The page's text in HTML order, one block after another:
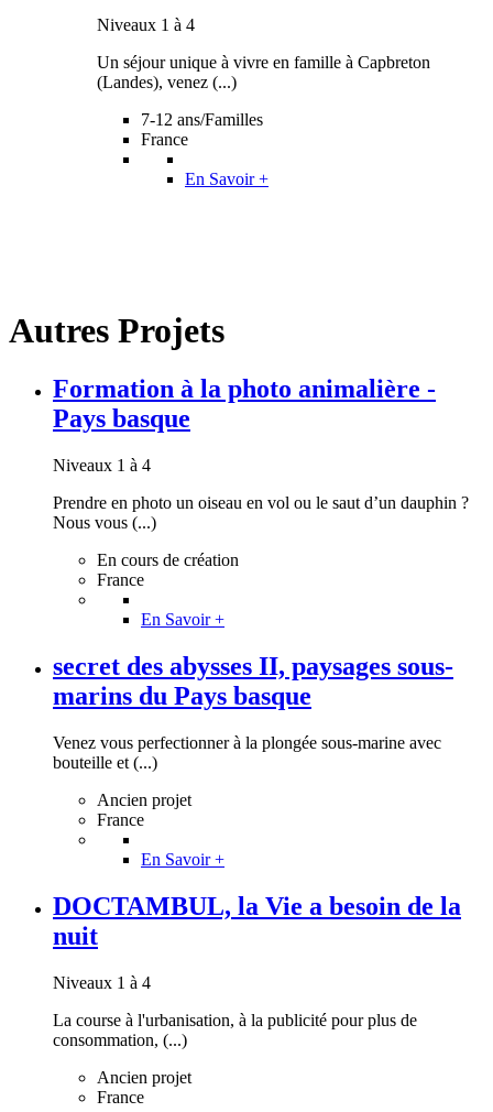
Niveaux 1 à 4
Un séjour unique à vivre en famille à Capbreton
(Landes), venez (...)
7-12 ans/Familles
France
En Savoir +
Autres Projets
Formation à la photo animalière -
Pays basque
Niveaux 1 à 4
Prendre en photo un oiseau en vol ou le saut d’un dauphin ?
Nous vous (...)
En cours de création
France
En Savoir +
secret des abysses II, paysages sous-
marins du Pays basque
Venez vous perfectionner à la plongée sous-marine avec
bouteille et (...)
Ancien projet
France
En Savoir +
DOCTAMBUL, la Vie a besoin de la
nuit
Niveaux 1 à 4
La course à l'urbanisation, à la publicité pour plus de
consommation, (...)
Ancien projet
France